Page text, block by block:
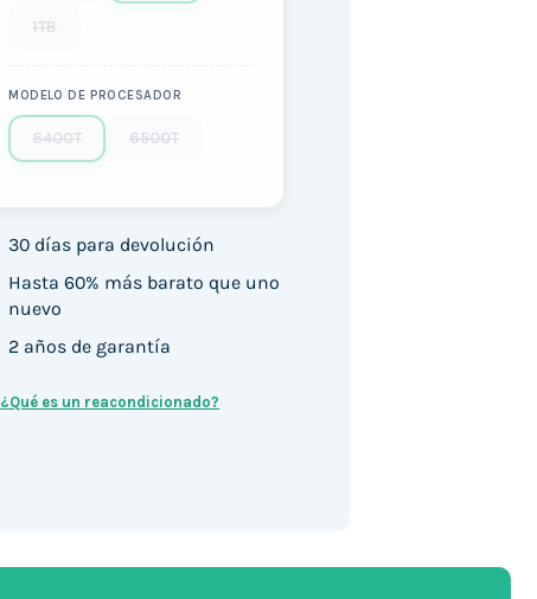
1TB
MODELO DE PROCESADOR
6400T 6500T
30 días para devolución
Hasta 60% más barato que uno
nuevo
2 años de garantía
¿Qué es un reacondicionado?